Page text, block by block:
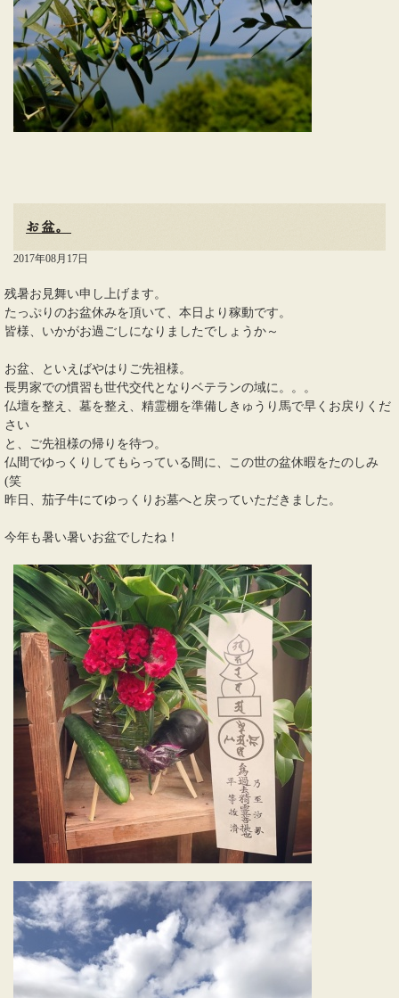
お盆。
2017年08月17日
残暑お見舞い申し上げます。
たっぷりのお盆休みを頂いて、本日より稼動です。
皆様、いかがお過ごしになりましたでしょうか～
お盆、といえばやはりご先祖様。
長男家での慣習も世代交代となりベテランの域に。。。
仏壇を整え、墓を整え、精霊棚を準備しきゅうり馬で早くお戻りくだ
さい
と、ご先祖様の帰りを待つ。
仏間でゆっくりしてもらっている間に、この世の盆休暇をたのしみ
(笑
昨日、茄子牛にてゆっくりお墓へと戻っていただきました。
今年も暑い暑いお盆でしたね！